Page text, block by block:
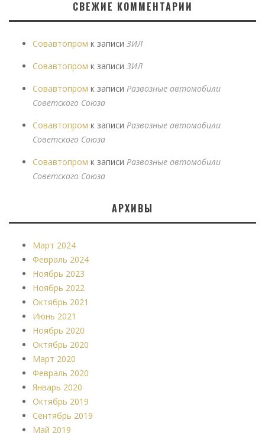
СВЕЖИЕ КОММЕНТАРИИ
Совавтопром к записи ЗИЛ
Совавтопром к записи ЗИЛ
Совавтопром к записи Развозные автомобили
Советского Союза
Совавтопром к записи Развозные автомобили
Советского Союза
Совавтопром к записи Развозные автомобили
Советского Союза
АРХИВЫ
Март 2024
Февраль 2024
Ноябрь 2023
Ноябрь 2022
Октябрь 2021
Июнь 2021
Ноябрь 2020
Октябрь 2020
Март 2020
Февраль 2020
Январь 2020
Октябрь 2019
Сентябрь 2019
Май 2019